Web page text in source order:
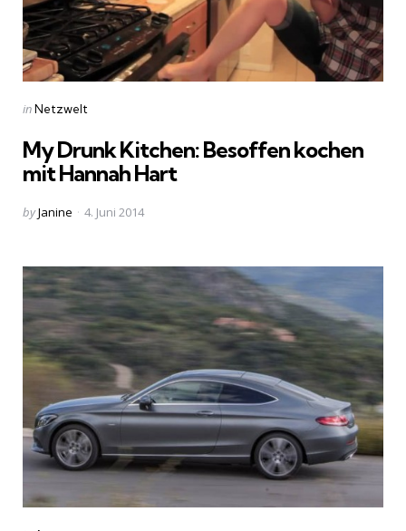
Categories
Posted
inNetzwelt
My Drunk Kitchen: Besoffen kochen
mit Hannah Hart
Posted
byJanine 4. Juni 2014